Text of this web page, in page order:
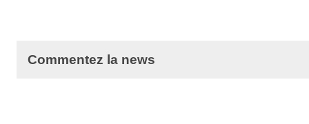
Commentez la news